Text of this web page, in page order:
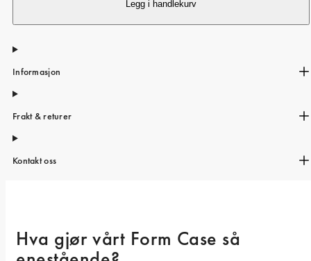
iPhone 15
iPhone 14 Pro
iPhone 14
Legg i handlekurv
Informasjon
Frakt & returer
Kontakt oss
Hva gjør vårt Form Case så